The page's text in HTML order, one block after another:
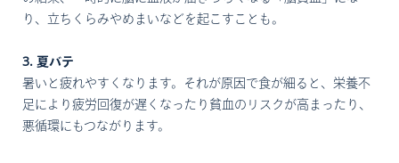
り、立ちくらみやめまいなどを起こすことも。
3. 夏バテ
暑いと疲れやすくなります。それが原因で食が細ると、栄養不
足により疲労回復が遅くなったり貧血のリスクが高まったり、
悪循環にもつながります。